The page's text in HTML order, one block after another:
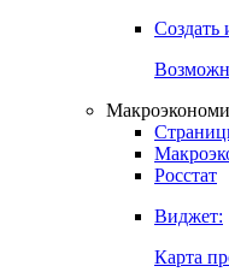
Создать
Росстат
Виджет:
Карта